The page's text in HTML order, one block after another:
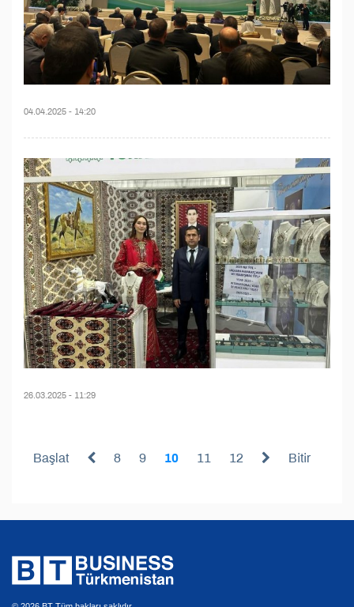
04.04.2025 - 14:20
26.03.2025 - 11:29
Başlat 8 9 10 11 12 Bitir